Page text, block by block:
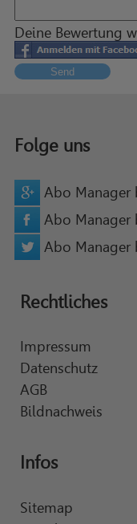
Deine Bewertung
Send
Folge uns
Abo Manager
Abo Manager
Abo Manager
Rechtliches
Impressum
Datenschutz
AGB
Bildnachweis
Infos
Sitemap